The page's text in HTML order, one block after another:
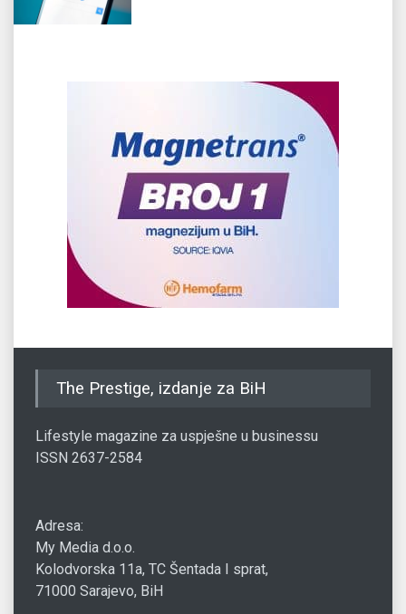
The Prestige, izdanje za BiH
Lifestyle magazine za uspješne u businessu
ISSN 2637-2584
Adresa:
My Media d.o.o.
Kolodvorska 11a, TC Šentada I sprat,
71000 Sarajevo, BiH